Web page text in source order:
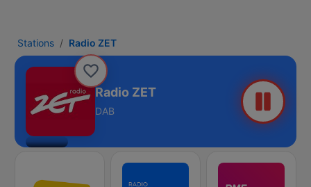
Stations Radio ZET
Radio ZET
DAB